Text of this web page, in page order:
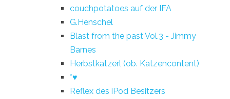
couchpotatoes auf der IFA
G.Henschel
Blast from the past Vol.3 - Jimmy
Barnes
Herbstkatzerl (ob. Katzencontent)
*♥
Reflex des iPod Besitzers